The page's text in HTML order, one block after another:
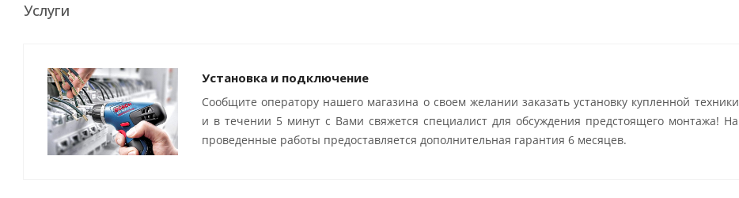
Услуги
Установка и подключение
Сообщите оператору нашего магазина о своем желании заказать установку купленной техники
и в течении 5 минут с Вами свяжется специалист для обсуждения предстоящего монтажа! На
проведенные работы предоставляется дополнительная гарантия 6 месяцев.